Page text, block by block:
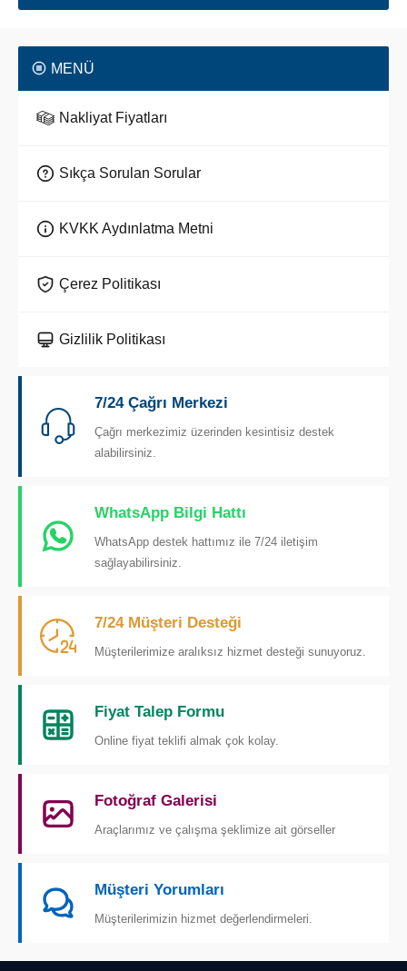
MENÜ
Nakliyat Fiyatları
Sıkça Sorulan Sorular
KVKK Aydınlatma Metni
Çerez Politikası
Gizlilik Politikası
7/24 Çağrı Merkezi
Çağrı merkezimiz üzerinden kesintisiz destek
alabilirsiniz.
WhatsApp Bilgi Hattı
WhatsApp destek hattımız ile 7/24 iletişim
sağlayabilirsiniz.
7/24 Müşteri Desteği
Müşterilerimize aralıksız hizmet desteği sunuyoruz.
Fiyat Talep Formu
Online fiyat teklifi almak çok kolay.
Fotoğraf Galerisi
Araçlarımız ve çalışma şeklimize ait görseller
Müşteri Yorumları
Müşterilerimizin hizmet değerlendirmeleri.